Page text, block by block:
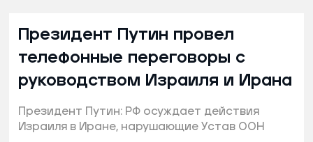
Президент Путин провел
телефонные переговоры с
руководством Израиля и Ирана
Президент Путин: РФ осуждает действия
Израиля в Иране, нарушающие Устав ООН